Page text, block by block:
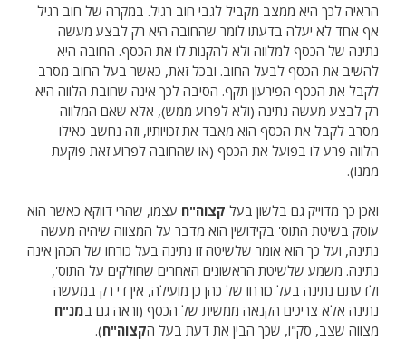
הראיה לכך היא ממצב מקביל לגבי חוב רגיל. במקרה של חוב רגיל
אף אחד לא יעלה בדעתו לומר שהחובה היא רק לבצע מעשה
נתינה של הכסף למלווה ולא להקנות לו את הכסף. החובה היא
להשיב את הכסף לבעל החוב. ובכל זאת, כאשר בעל החוב מסרב
לקבל את הכסף הפירעון תקף. הסיבה לכך אינה שחובת הלווה היא
רק לבצע מעשה נתינה (ולא לפרוע ממש), אלא שאם המלווה
מסרב לקבל את הכסף הוא מאבד את זכויותיו, וזה נחשב כאילו
הלווה פרע לו בפועל את הכסף (או שהחובה לפרוע זאת פוקעת
ממנו).
ואכן כך מדוייק גם בלשון בעל קצוה"ח עצמו, שהרי דווקא כאשר הוא
עוסק בשיטת התוס' בקידושין הוא מדבר על המצווה שיהיה מעשה
נתינה, ועל כך הוא אומר שלשיטה זו נתינה בעל כורחו של הכהן אינה
נתינה. משמע שלשיטת הראשונים האחרים שחולקים על התוס',
ולדעתם נתינה בעל כורחו של כהן כן מועילה, אין די רק במעשה
נתינה אלא צריכים הקנאה ממשית של הכסף (וראה גם במנ"ח
מצווה שצב, סק"ו, שכך הבין את דעת בעל הקצוה"ח).